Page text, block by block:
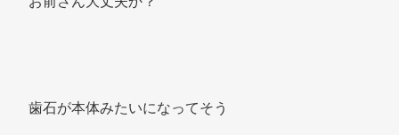
歯石が本体みたいになってそう